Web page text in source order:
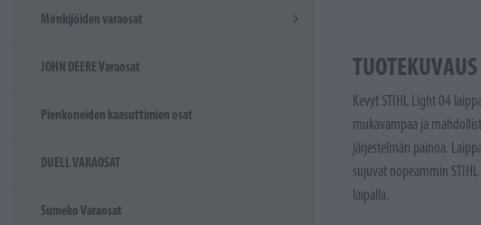
Mönkijöiden varaosat
JOHN DEERE Varaosat
Pienkoneiden kaasuttimien osat
DUELL VARAOSAT
Sumeko Varaosat
TUOTEKUVAUS
Kevyt STIHL Light 04
mukavampaa ja
järjestelmän painoa.
sujuvat nopeammin
laipalla.